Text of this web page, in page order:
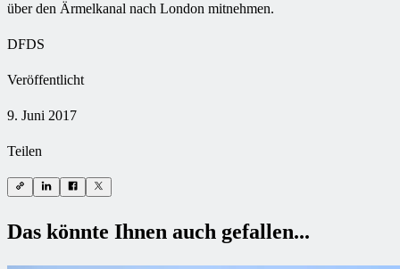
über den Ärmelkanal nach London mitnehmen.
DFDS
Veröffentlicht
9. Juni 2017
Teilen
Das könnte Ihnen auch gefallen...